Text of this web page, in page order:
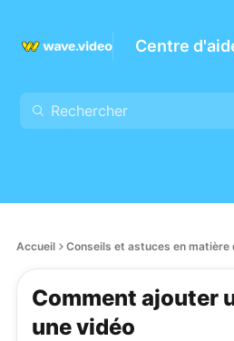
Centre
Accueil Conseils et astuces en
Comment ajouter
une vidéo